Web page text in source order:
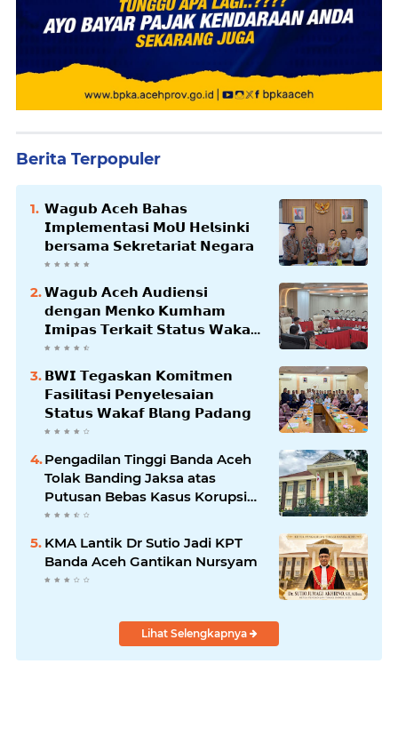
Berita Terpopuler
𝗪𝗮𝗴𝘂𝗯 𝗔𝗰𝗲𝗵 𝗕𝗮𝗵𝗮𝘀
𝗜𝗺𝗽𝗹𝗲𝗺𝗲𝗻𝘁𝗮𝘀𝗶 𝗠𝗼𝗨 𝗛𝗲𝗹𝘀𝗶𝗻𝗸𝗶
𝗯𝗲𝗿𝘀𝗮𝗺𝗮 𝗦𝗲𝗸𝗿𝗲𝘁𝗮𝗿𝗶𝗮𝘁 𝗡𝗲𝗴𝗮𝗿𝗮
𝗪𝗮𝗴𝘂𝗯 𝗔𝗰𝗲𝗵 𝗔𝘂𝗱𝗶𝗲𝗻𝘀𝗶
𝗱𝗲𝗻𝗴𝗮𝗻 𝗠𝗲𝗻𝗸𝗼 𝗞𝘂𝗺𝗵𝗮𝗺
𝗜𝗺𝗶𝗽𝗮𝘀 𝗧𝗲𝗿𝗸𝗮𝗶𝘁 𝗦𝘁𝗮𝘁𝘂𝘀 𝗪𝗮𝗸𝗮𝗳
𝗕𝗹𝗮𝗻𝗴𝗽𝗮𝗱𝗮𝗻𝗴
𝗕𝗪𝗜 𝗧𝗲𝗴𝗮𝘀𝗸𝗮𝗻 𝗞𝗼𝗺𝗶𝘁𝗺𝗲𝗻
𝗙𝗮𝘀𝗶𝗹𝗶𝘁𝗮𝘀𝗶 𝗣𝗲𝗻𝘆𝗲𝗹𝗲𝘀𝗮𝗶𝗮𝗻
𝗦𝘁𝗮𝘁𝘂𝘀 𝗪𝗮𝗸𝗮𝗳 𝗕𝗹𝗮𝗻𝗴 𝗣𝗮𝗱𝗮𝗻𝗴
Pengadilan Tinggi Banda Aceh
Tolak Banding Jaksa atas
Putusan Bebas Kasus Korupsi
Wastafel
KMA Lantik Dr Sutio Jadi KPT
Banda Aceh Gantikan Nursyam
Lihat Selengkapnya